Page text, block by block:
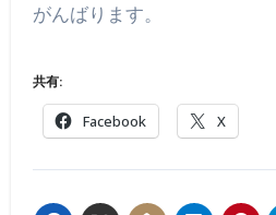
がんばります。
共有:
Facebook X